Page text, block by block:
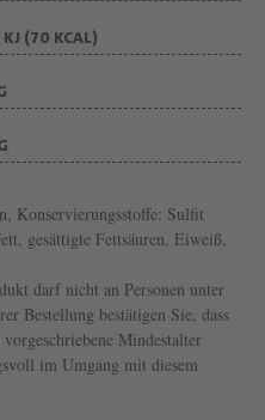
(70 KCAL)
Konservierungsstoffe: Sulfit
gesättigte Fettsäuren, Eiweiß,
darf nicht an Personen unter
Bestellung bestätigen Sie, dass
Mindestalter
im Umgang mit diesem